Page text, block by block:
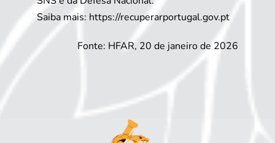
Saiba mais: https://recuperarportugal.gov.pt
Fonte: HFAR, 20 de janeiro de 2026